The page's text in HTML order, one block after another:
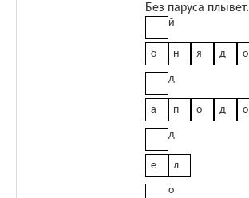
Без паруса плывет.
й
о н я д о
д
а п о д о
д
е л
о